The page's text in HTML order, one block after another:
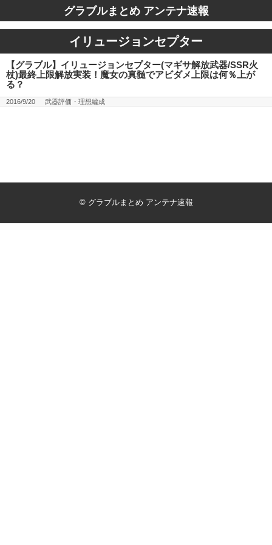
グラブルまとめ アンテナ速報
イリュージョンセプター
【グラブル】イリュージョンセプター(マギサ解放武器/SSR火
杖)最終上限解放実装！魔女の真髄でアビダメ上限は何％上が
る？
2016/9/20 武器評価・理想編成
© グラブルまとめ アンテナ速報